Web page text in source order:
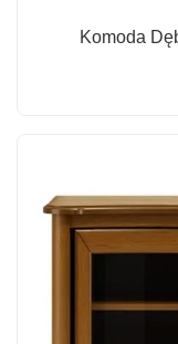
Komoda